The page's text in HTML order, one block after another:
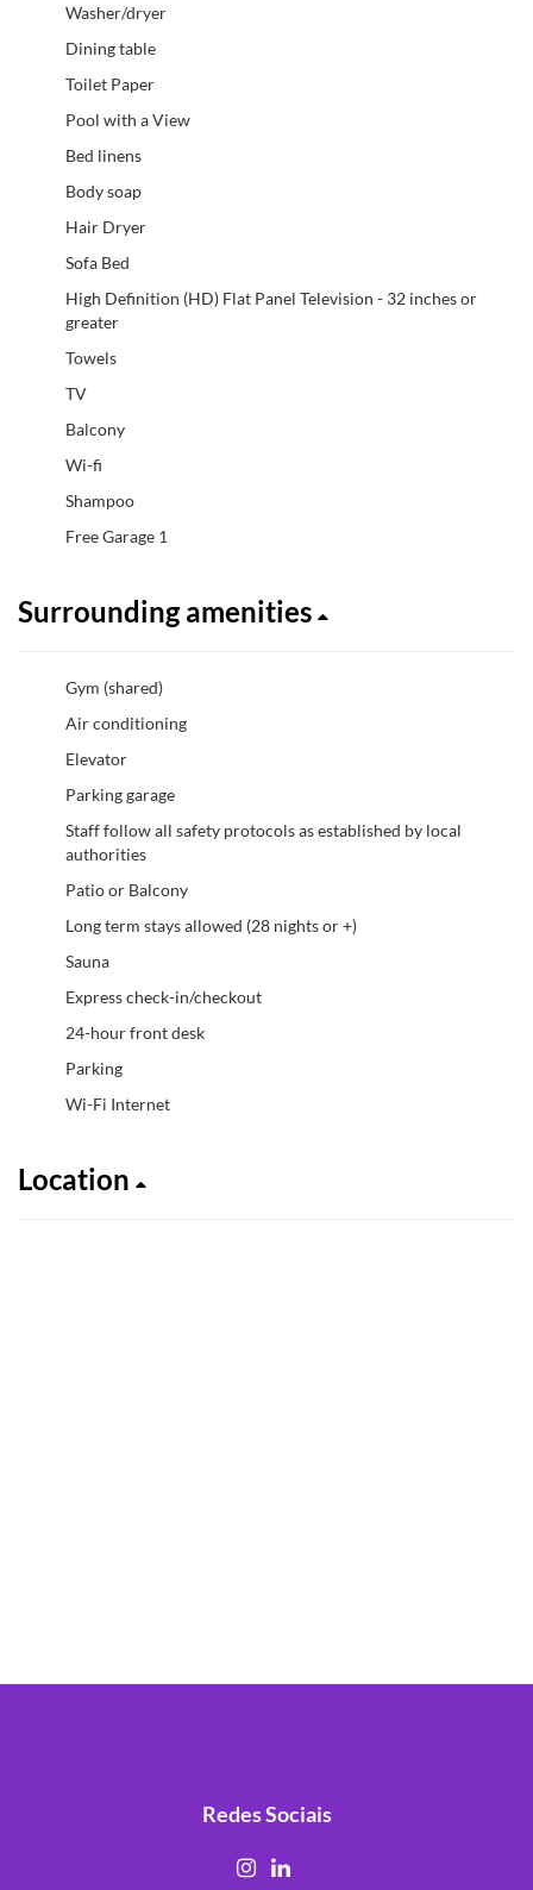
Washer/dryer
Dining table
Toilet Paper
Pool with a View
Bed linens
Body soap
Hair Dryer
Sofa Bed
High Definition (HD) Flat Panel Television - 32 inches or
greater
Towels
TV
Balcony
Wi-fi
Shampoo
Free Garage 1
Surrounding amenities
Gym (shared)
Air conditioning
Elevator
Parking garage
Staff follow all safety protocols as established by local
authorities
Patio or Balcony
Long term stays allowed (28 nights or +)
Sauna
Express check-in/checkout
24-hour front desk
Parking
Wi-Fi Internet
Location
Redes Sociais